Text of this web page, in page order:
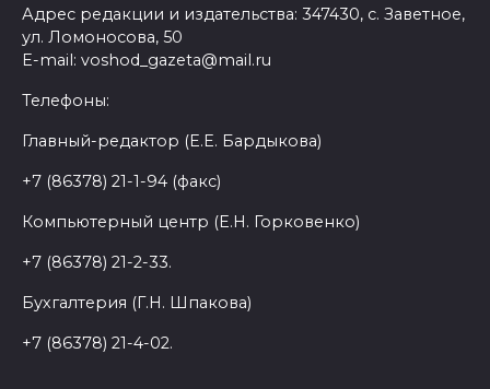
Адрес редакции и издательства: 347430, с. Заветное,
ул. Ломоносова, 50
E-mail: voshod_gazeta@mail.ru
Телефоны:
Главный-редактор (Е.Е. Бардыкова)
+7 (86378) 21-1-94 (факс)
Компьютерный центр (Е.Н. Горковенко)
+7 (86378) 21-2-33.
Бухгалтерия (Г.Н. Шпакова)
+7 (86378) 21-4-02.